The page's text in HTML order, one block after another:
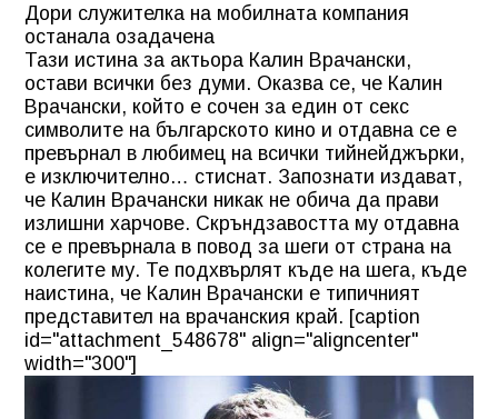
Дори служителка на мобилната компания
останала озадачена
Тази истина за актьора Калин Врачански,
остави всички без думи. Оказва се, че Калин
Врачански, който е сочен за един от секс
символите на българското кино и отдавна се е
превърнал в любимец на всички тийнейджърки,
е изключително… стиснат. Запознати издават,
че Калин Врачански никак не обича да прави
излишни харчове. Скръндзавостта му отдавна
се е превърнала в повод за шеги от страна на
колегите му. Те подхвърлят къде на шега, къде
наистина, че Калин Врачански е типичният
представител на врачанския край. [caption
id="attachment_548678" align="aligncenter"
width="300"]